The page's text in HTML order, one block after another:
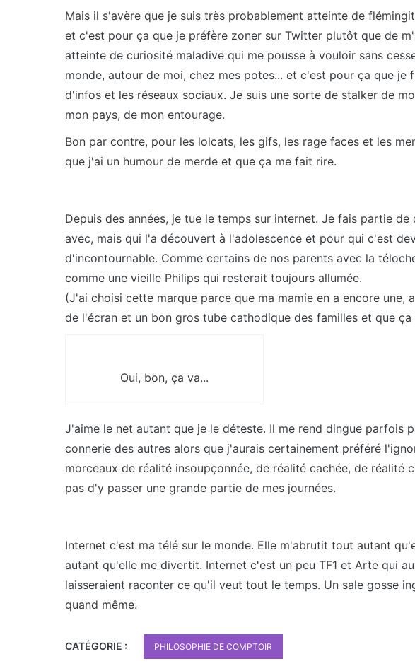
Mais il s'avère que je suis très probablement atteinte de
et c'est pour ça que je préfère zoner sur Twitter plutôt que de
atteinte de curiosité maladive qui me pousse à vouloir sans
monde, autour de moi, chez mes potes... et c'est pour ça que je
d'infos et les réseaux sociaux. Je suis une sorte de stalker de
mon pays, de mon entourage.
Bon par contre, pour les lolcats, les gifs, les rage faces et les
que j'ai un humour de merde et que ça me fait rire.
Depuis des années, je tue le temps sur internet. Je fais partie
avec, mais qui l'a découvert à l'adolescence et pour qui c'est
d'incontournable. Comme certains de nos parents avec la
comme une vieille Philips qui resterait toujours allumée.
(J'ai choisi cette marque parce que ma mamie en a encore une,
de l'écran et un bon gros tube cathodique des familles et que
Oui, bon, ça va...
J'aime le net autant que je le déteste. Il me rend dingue parfois
connerie des autres alors que j'aurais certainement préféré
morceaux de réalité insoupçonnée, de réalité cachée, de réalité
pas d'y passer une grande partie de mes journées.
Internet c'est ma télé sur le monde. Elle m'abrutit tout autant
autant qu'elle me divertit. Internet c'est un peu TF1 et Arte qui
laisseraient raconter ce qu'il veut tout le temps. Un sale gosse
quand même.
CATÉGORIE : PHILOSOPHIE DE COMPTOIR